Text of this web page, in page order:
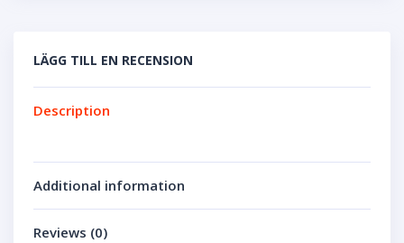
LÄGG TILL EN RECENSION
Description
Additional information
Reviews (0)